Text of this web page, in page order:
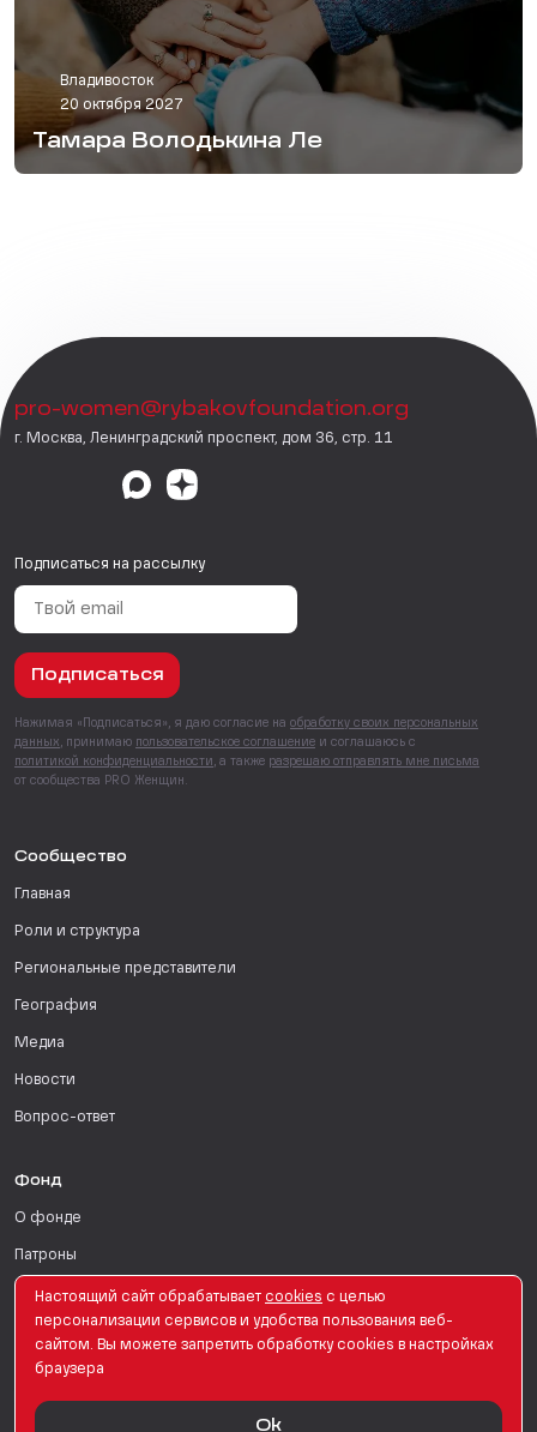
Владивосток
20 октября 2027
Тамара Володькина Ле
pro-women@rybakovfoundation.org
г. Москва, Ленинградский проспект, дом 36, стр. 11
Подписаться на рассылку
Подписаться
Нажимая «Подписаться», я даю согласие на обработку своих персональных
данных , принимаю пользовательское соглашение и соглашаюсь с
политикой конфиденциальности , а также разрешаю отправлять мне письма
от сообщества PRO Женщин.
Сообщество
Главная
Роли и структура
Региональные представители
География
Медиа
Новости
Вопрос-ответ
Фонд
О фонде
Патроны
Поддержать
Для СМИ
Настоящий сайт обрабатывает сookies с целью
персонализации сервисов и удобства пользования веб-
сайтом. Вы можете запретить обработку сookies в настройках
браузера
Ok